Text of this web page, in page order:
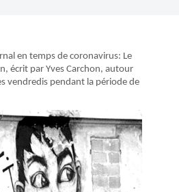
en temps de coronavirus: Le
écrit par Yves Carchon, autour
vendredis pendant la période de